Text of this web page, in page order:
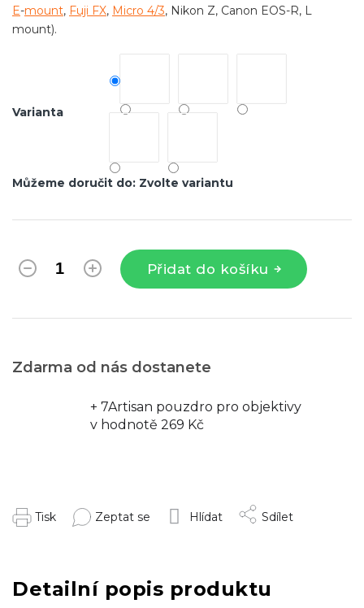
Varianta
Můžeme doručit do: Zvolte variantu
Přidat do košíku
Zdarma od nás dostanete
+ 7Artisan pouzdro pro objektivy
v hodnotě 269 Kč
E-mount, Fuji FX, Micro 4/3, Nikon Z, Canon EOS-R, L
mount).
Tisk Zeptat se Hlídat Sdílet
Detailní popis produktu